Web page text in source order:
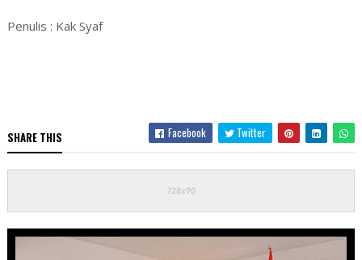
Penulis : Kak Syaf
SHARE THIS Facebook Twitter